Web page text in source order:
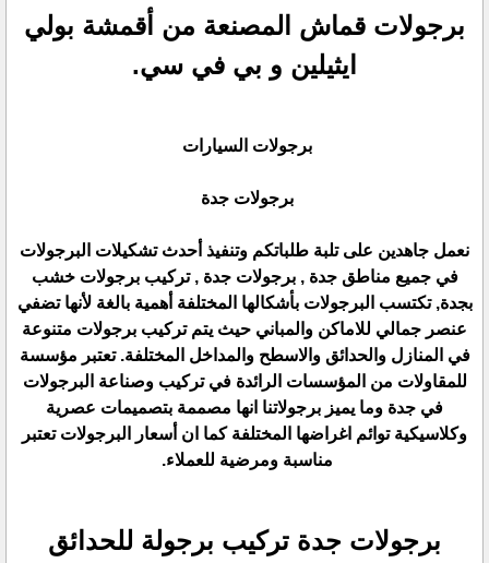
برجولات قماش المصنعة من أقمشة بولي
ايثيلين و بي في سي.
برجولات السيارات
برجولات جدة
نعمل جاهدين على تلبة طلباتكم وتنفيذ أحدث تشكيلات البرجولات
في جميع مناطق جدة , برجولات جدة , تركيب برجولات خشب
بجدة, تكتسب البرجولات بأشكالها المختلفة أهمية بالغة لأنها تضفي
عنصر جمالي للاماكن والمباني حيث يتم تركيب برجولات متنوعة
في المنازل والحدائق والاسطح والمداخل المختلفة. تعتبر مؤسسة
للمقاولات من المؤسسات الرائدة في تركيب وصناعة البرجولات
في جدة وما يميز برجولاتنا انها مصممة بتصميمات عصرية
وكلاسيكية توائم اغراضها المختلفة كما ان أسعار البرجولات تعتبر
مناسبة ومرضية للعملاء.
برجولات جدة تركيب برجولة للحدائق